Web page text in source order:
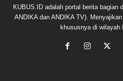
KUBUS.ID adalah portal berita bagian
ANDIKA dan ANDIKA TV).
khususnya di wilayah